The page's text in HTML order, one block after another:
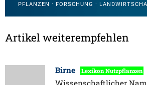
PFLANZEN · FORSCHUNG ·
Artikel weiterempfehlen
Birne Lexikon Nutzpflanzen